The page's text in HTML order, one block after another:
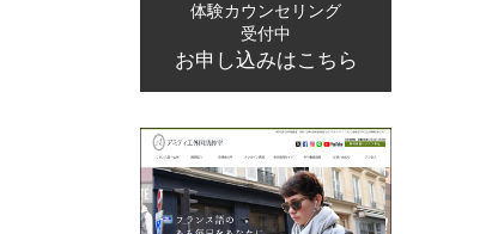
体験カウンセリング
受付中
お申し込みはこちら